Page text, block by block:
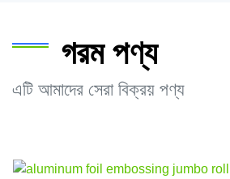
গরম পণ্য
এটি আমাদের সেরা বিক্রয় পণ্য